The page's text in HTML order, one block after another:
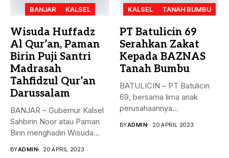
BANJAR KALSEL
Wisuda Huffadz
Al Qur’an, Paman
Birin Puji Santri
Madrasah
Tahfidzul Qur’an
Darussalam
BANJAR – Gubernur Kalsel
Sahbirin Noor atau Paman
Birin menghadiri Wisuda
BYADMIN 20 APRIL 2023
KALSEL TANAH BUMBU
PT Batulicin 69
Serahkan Zakat
Kepada BAZNAS
Tanah Bumbu
BATULICIN – PT Batulicin
69, bersama lima anak
perusahaannya
BYADMIN 20 APRIL 2023